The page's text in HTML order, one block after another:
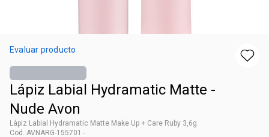
Evaluar producto
Lápiz Labial Hydramatic Matte -
Nude Avon
Lápiz Labial Hydramatic Matte Make Up + Care Ruby 3,6g
Cod. AVNARG-155701 -